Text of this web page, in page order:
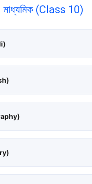
মাধ্যমিক (Class 10)